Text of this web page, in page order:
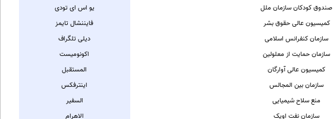
صندوق کودکان سازمان ملل
کمیسیون عالی حقوق بشر
سازمان کنفرانس اسلامی
سازمان حمایت از معلولین
کمیسیون عالی آوارگان
سازمان بین المجالس
منع سلاح شیمیایی
سازمان نفت اوپک
يو اس ای تودی
فایننشال تایمز
دیلی تلگراف
اکونومیست
المستقبل
اینترفکس
السفیر
الاهرام